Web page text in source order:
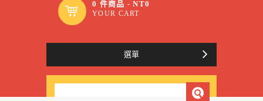
0 件商品 - NT0
YOUR CART
選單